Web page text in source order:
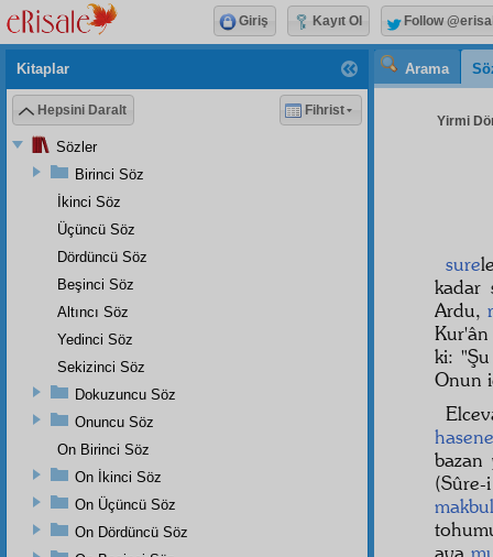
Arama
Yirmi
sure
kadar
Ardu,
ki:
Onun
hasene
makbul
aya
Kitaplar
Hepsini Daralt Fihrist
Sözler
Birinci Söz
İkinci Söz
Üçüncü Söz
Dördüncü Söz
Beşinci Söz
Altıncı Söz
Yedinci Söz
Sekizinci Söz
Dokuzuncu Söz
Onuncu Söz
On Birinci Söz
On İkinci Söz
On Üçüncü Söz
On Dördüncü Söz
Giriş Kayıt Ol Follow